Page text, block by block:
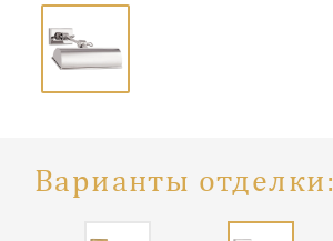
Варианты отделки: